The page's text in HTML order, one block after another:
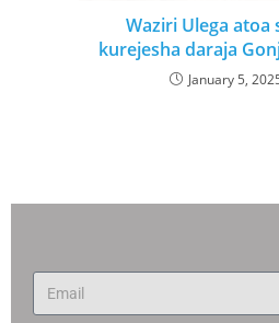
Waziri Ulega atoa
kurejesha daraja
January 5,